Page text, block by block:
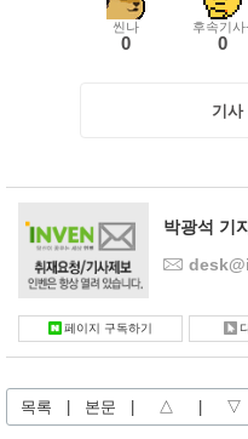
씬나
0
후속기사
0
기사
박광석 기
페이지 구독하기
목록 본문 △